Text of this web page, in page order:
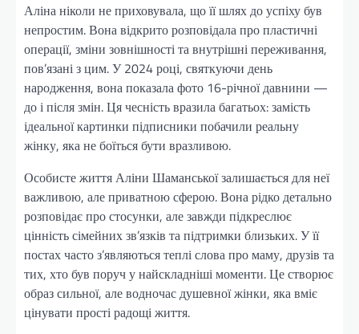
Аліна ніколи не приховувала, що її шлях до успіху був
непростим. Вона відкрито розповідала про пластичні
операції, зміни зовнішності та внутрішні переживання,
пов’язані з цим. У 2024 році, святкуючи день
народження, вона показала фото 16-річної давнини —
до і після змін. Ця чесність вразила багатьох: замість
ідеальної картинки підписники побачили реальну
жінку, яка не боїться бути вразливою.
Особисте життя Аліни Шаманської залишається для неї
важливою, але приватною сферою. Вона рідко детально
розповідає про стосунки, але завжди підкреслює
цінність сімейних зв’язків та підтримки близьких. У її
постах часто з’являються теплі слова про маму, друзів та
тих, хто був поруч у найскладніші моменти. Це створює
образ сильної, але водночас душевної жінки, яка вміє
цінувати прості радощі життя.